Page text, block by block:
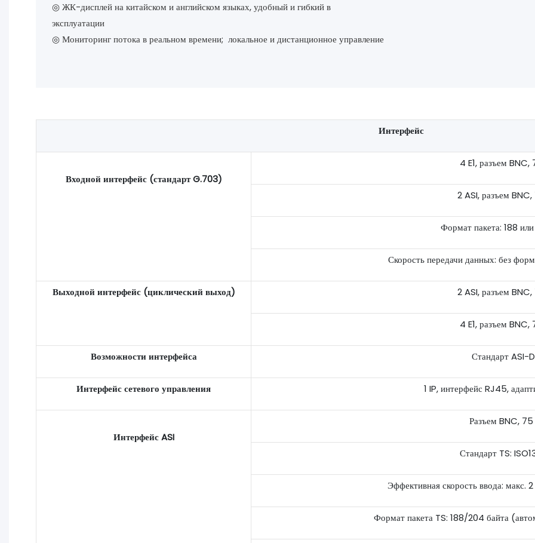
◎ ЖК-дисплей на китайском и английском языках, удобный и гибкий в
эксплуатации
◎ Мониторинг потока в реальном времени; локальное и дистанционное управление
Интерфейс
Входной интерфейс (стандарт G.703)
4 E1, разъем
2 ASI, разъем
Формат пакета: 188
Скорость передачи данных: без
Выходной интерфейс (циклический выход) 2 ASI, разъем
4 E1, разъем
Возможности интерфейса Стандарт ASI-
Интерфейс сетевого управления 1 IP, интерфейс RJ45,
Интерфейс ASI
Разъем BNC,
Стандарт TS:
Эффективная скорость ввода:
Формат пакета TS: 188/204 байта